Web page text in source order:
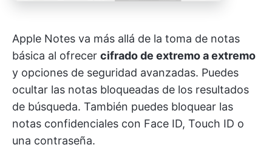
Apple Notes va más allá de la toma de notas
básica al ofrecer cifrado de extremo a extremo
y opciones de seguridad avanzadas. Puedes
ocultar las notas bloqueadas de los resultados
de búsqueda. También puedes bloquear las
notas confidenciales con Face ID, Touch ID o
una contraseña.